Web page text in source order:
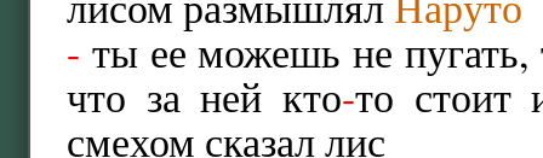
- ты ее можешь не пугать,
что за ней кто-то
смехом сказал лис